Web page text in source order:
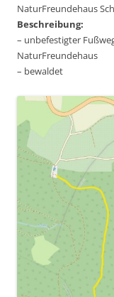
NaturFreundehaus
Beschreibung:
– unbefestigter
NaturFreundehaus
– bewaldet